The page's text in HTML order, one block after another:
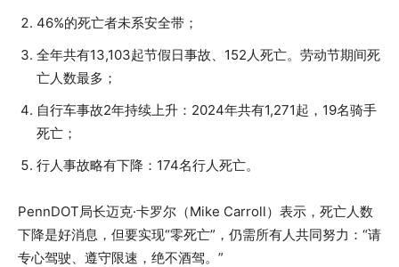
46%的死亡者未系安全带；
全年共有13,103起节假日事故、152人死亡。劳动节期间死
亡人数最多；
自行车事故2年持续上升：2024年共有1,271起，19名骑手
死亡；
行人事故略有下降：174名行人死亡。
PennDOT局长迈克·卡罗尔（Mike Carroll）表示，死亡人数
下降是好消息，但要实现“零死亡”，仍需所有人共同努力：“请
专心驾驶、遵守限速，绝不酒驾。”